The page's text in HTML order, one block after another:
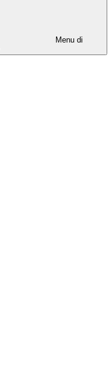
Menu di